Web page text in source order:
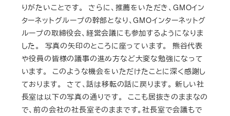
りがたいことです。 さらに、推薦をいただき、GMOイン
ターネットグループの幹部となり、GMOインターネットグ
ループの取締役会、経営会議にも参加するようになりま
した。 写真の矢印のところに座っています。 熊谷代表
や役員の皆様の議事の進め方など大変な勉強になって
います。 このような機会をいただけたことに深く感謝し
ております。 さて、話は移転の話に戻ります。 新しい社
長室は以下の写真の通りです。 ここも居抜きのままなの
で、前の会社の社長室そのままです。社長室で会議もで